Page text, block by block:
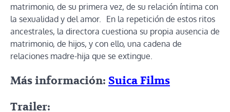
matrimonio, de su primera vez, de su relación íntima con
la sexualidad y del amor. En la repetición de estos ritos
ancestrales, la directora cuestiona su propia ausencia de
matrimonio, de hijos, y con ello, una cadena de
relaciones madre-hija que se extingue.
Más información: Suica Films
Trailer: